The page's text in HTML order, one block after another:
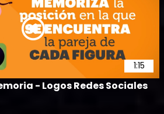
1:15
- Logos Redes Sociales